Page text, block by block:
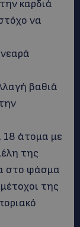
καρδιά
να
βαθιά
άτομα με
της
στο φάσμα
της